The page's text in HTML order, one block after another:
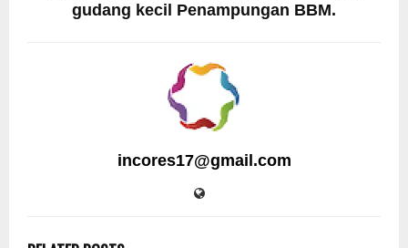
gudang kecil Penampungan BBM.
incores17@gmail.com